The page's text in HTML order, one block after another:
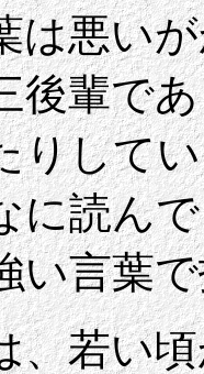
は悪い
後輩で
りして
に読ん
い言葉
、若い